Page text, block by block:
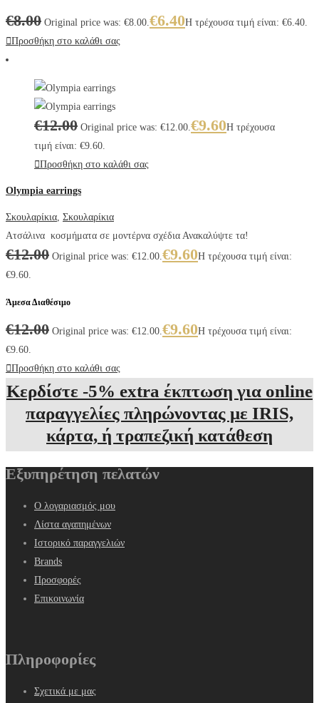
€8.00 Original price was: €8.00.€6.40Η τρέχουσα τιμή είναι: €6.40.
Προσθήκη στο καλάθι σας
€12.00 Original price was: €12.00.€9.60Η τρέχουσα
τιμή είναι: €9.60.
Προσθήκη στο καλάθι σας
Olympia earrings
Σκουλαρίκια, Σκουλαρίκια
Ατσάλινα κοσμήματα σε μοντέρνα σχέδια Ανακαλύψτε τα!
€12.00 Original price was: €12.00.€9.60Η τρέχουσα τιμή είναι:
€9.60.
Άμεσα Διαθέσιμο
€12.00 Original price was: €12.00.€9.60Η τρέχουσα τιμή είναι:
€9.60.
Προσθήκη στο καλάθι σας
Κερδίστε -5% extra έκπτωση για online
παραγγελίες πληρώνοντας με IRIS,
κάρτα, ή τραπεζική κατάθεση
Εξυπηρέτηση πελατών
Ο λογαριασμός μου
Λίστα αγαπημένων
Ιστορικό παραγγελιών
Brands
Προσφορές
Επικοινωνία
Πληροφορίες
Σχετικά με μας